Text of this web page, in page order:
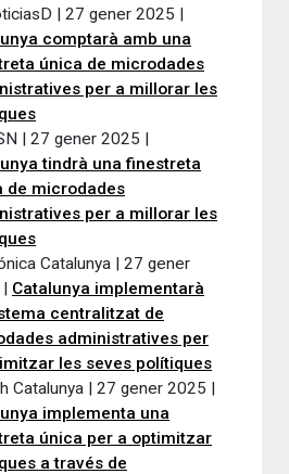
| 27 gener 2025 |
comptarà amb una
única de microdades
per a millorar les
| 27 gener 2025 |
tindrà una finestreta
de microdades
per a millorar les
Catalunya | 27 gener
| Catalunya implementarà
centralitzat de
administratives per
les seves polítiques
Catalunya | 27 gener 2025 |
implementa una
única per a optimitzar
a través de